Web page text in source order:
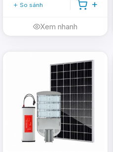
công, phòng ngủ, phòng
Dưới đây là một số
khách hàng tham khảo:
So sánh
Xem nhanh